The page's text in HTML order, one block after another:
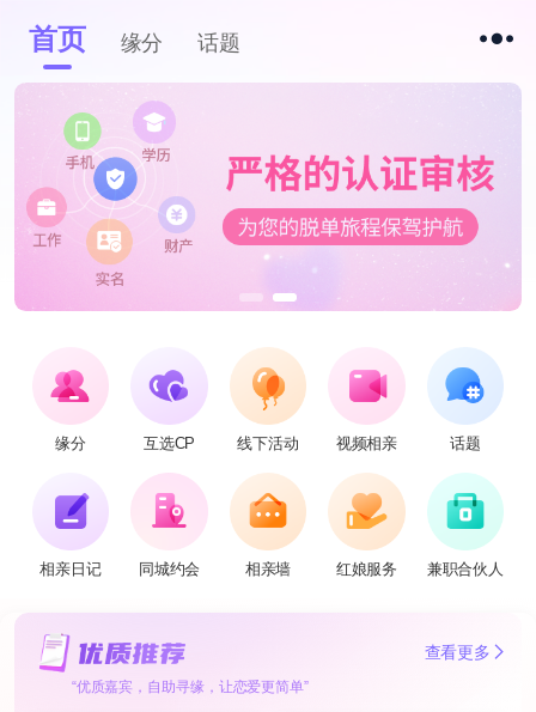
首页 缘分 话题
缘分 互选CP 线下活动 视频相亲 话题
相亲日记 同城约会 相亲墙 红娘服务 兼职合伙人
查看更多
“优质嘉宾，自助寻缘，让恋爱更简单”